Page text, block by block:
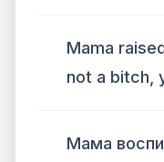
Mama
not a bitch,
Мама